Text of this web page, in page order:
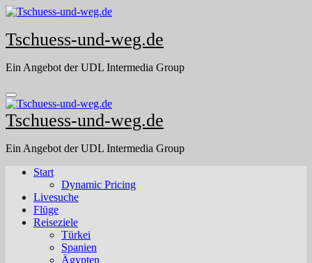
Skip
content
Tschuess-und-weg.de
Ein Angebot der UDL Intermedia Group
Tschuess-und-weg.de
Ein Angebot der UDL Intermedia Group
Start
Dynamic Pricing
Livesuche
Flüge
Reiseziele
Türkei
Spanien
Ägypten